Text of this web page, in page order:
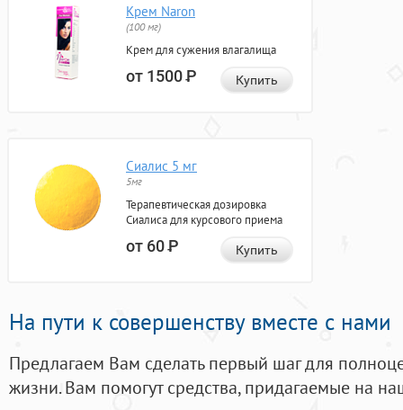
Крем Naron
(100 мг)
Крем для сужения влагалища
от 1500Р Купить
Сиалис 5 мг
5мг
Терапевтическая дозировка
Сиалиса для курсового приема
от 60Р Купить
На пути к совершенству вместе с нами
Предлагаем Вам сделать первый шаг для
жизни. Вам помогут средства, придагаемые на